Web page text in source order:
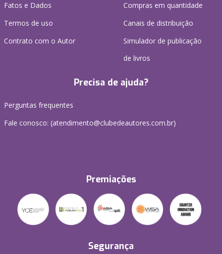
Fatos e Dados
Termos de uso
Contrato com o Autor
Compras em quantidade
Canais de distribuição
Simulador de publicação
de livros
Precisa de ajuda?
Perguntas frequentes
Fale conosco: (atendimento@clubedeautores.com.br)
Premiações
Segurança